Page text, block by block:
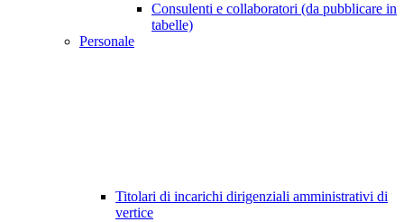
Consulenti e collaboratori (da pubblicare in
tabelle)
Personale
Titolari di incarichi dirigenziali amministrativi di
vertice